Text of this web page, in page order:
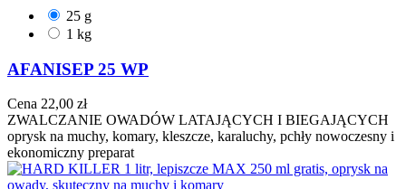
25 g
1 kg
AFANISEP 25 WP
Cena 22,00 zł
ZWALCZANIE OWADÓW LATAJĄCYCH I BIEGAJĄCYCH
oprysk na muchy, komary, kleszcze, karaluchy, pchły nowoczesny i
ekonomiczny preparat